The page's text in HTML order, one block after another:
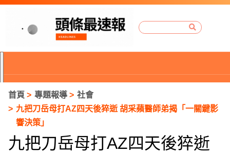
首頁 專題報導
社會
九把刀岳母打AZ四天後猝逝 胡采蘋醫師弟揭「一關鍵影
響決策」
九把刀岳母打AZ四天後猝逝